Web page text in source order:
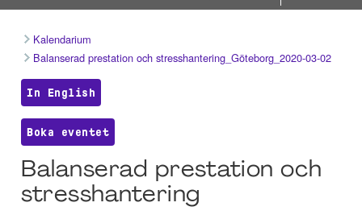
Kalendarium
Balanserad prestation och stresshantering_Göteborg_2020-03-02
In English
Boka eventet
Balanserad prestation och
stresshantering